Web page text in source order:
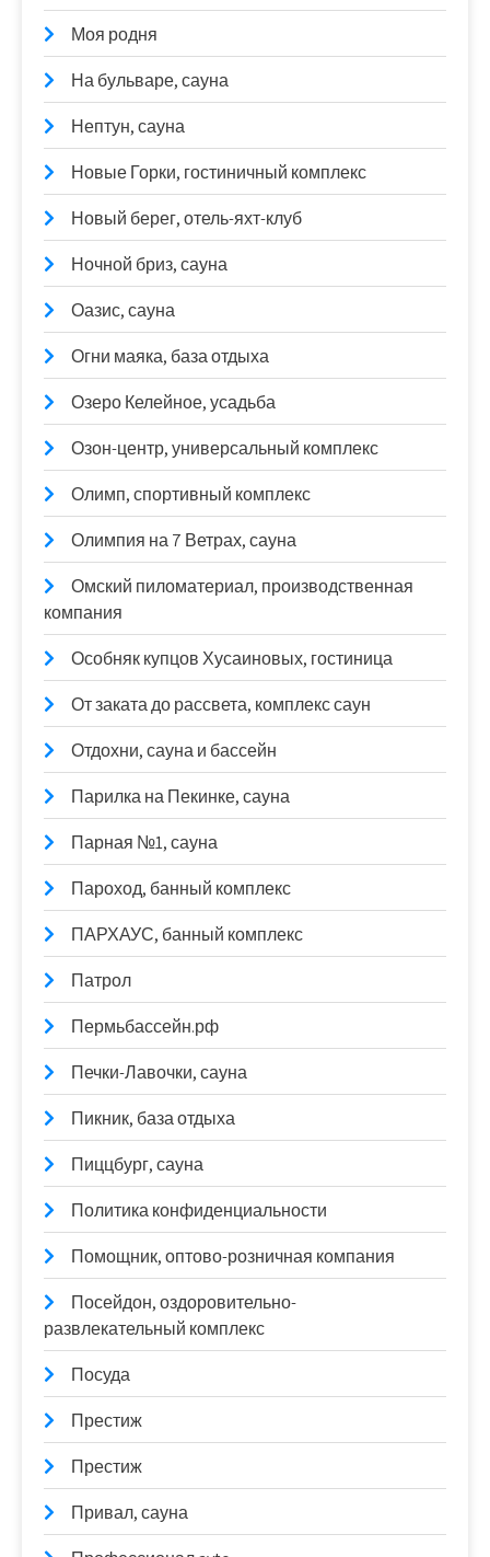
Моя родня
На бульваре, сауна
Нептун, сауна
Новые Горки, гостиничный комплекс
Новый берег, отель-яхт-клуб
Ночной бриз, сауна
Оазис, сауна
Огни маяка, база отдыха
Озеро Келейное, усадьба
Озон-центр, универсальный комплекс
Олимп, спортивный комплекс
Олимпия на 7 Ветрах, сауна
Омский пиломатериал, производственная
компания
Особняк купцов Хусаиновых, гостиница
От заката до рассвета, комплекс саун
Отдохни, сауна и бассейн
Парилка на Пекинке, сауна
Парная №1, сауна
Пароход, банный комплекс
ПАРХАУС, банный комплекс
Патрол
Пермьбассейн.рф
Печки-Лавочки, сауна
Пикник, база отдыха
Пиццбург, сауна
Политика конфиденциальности
Помощник, оптово-розничная компания
Посейдон, оздоровительно-
развлекательный комплекс
Посуда
Престиж
Престиж
Привал, сауна